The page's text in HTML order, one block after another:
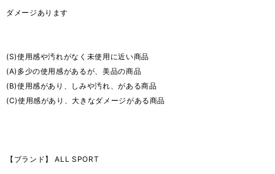
ダメージあります
(S)使用感や汚れがなく未使用に近い商品
(A)多少の使用感があるが、美品の商品
(B)使用感があり、しみや汚れ、がある商品
(C)使用感があり、大きなダメージがある商品
【ブランド】 ALL SPORT